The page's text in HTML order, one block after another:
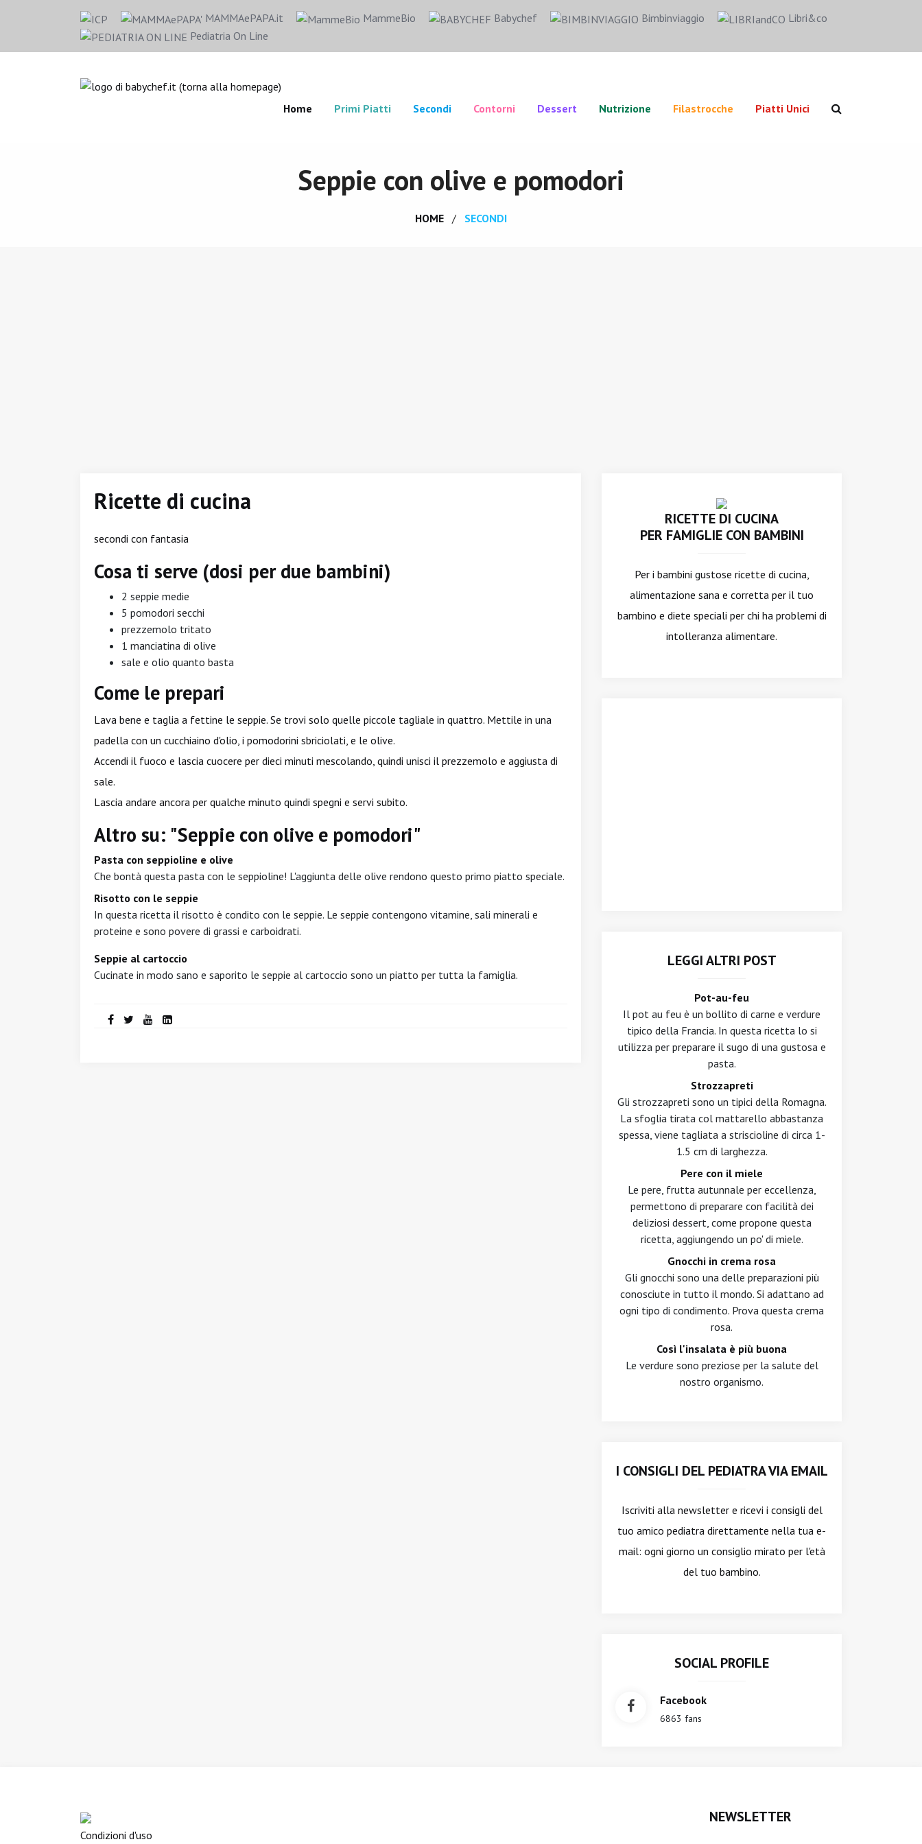
MAMMAePAPA.it MammeBio Babychef Bimbinviaggio
Libri&co
Pediatria On Line
Home Primi Piatti Secondi Contorni Dessert Nutrizione Filastrocche Piatti Unici
Seppie con olive e pomodori
HOME SECONDI
Ricette di cucina
secondi con fantasia
Cosa ti serve (dosi per due bambini)
2 seppie medie
5 pomodori secchi
prezzemolo tritato
1 manciatina di olive
sale e olio quanto basta
Come le prepari
Lava bene e taglia a fettine le seppie. Se trovi solo quelle piccole tagliale in quattro. Mettile in una
padella con un cucchiaino d'olio, i pomodorini sbriciolati, e le olive.
Accendi il fuoco e lascia cuocere per dieci minuti mescolando, quindi unisci il prezzemolo e aggiusta di
sale.
Lascia andare ancora per qualche minuto quindi spegni e servi subito.
Altro su: "Seppie con olive e pomodori"
Pasta con seppioline e olive
Che bontà questa pasta con le seppioline! L'aggiunta delle olive rendono questo primo piatto speciale.
Risotto con le seppie
In questa ricetta il risotto è condito con le seppie. Le seppie contengono vitamine, sali minerali e
proteine e sono povere di grassi e carboidrati.
Seppie al cartoccio
Cucinate in modo sano e saporito le seppie al cartoccio sono un piatto per tutta la famiglia.
RICETTE DI CUCINA
PER FAMIGLIE CON BAMBINI
Per i bambini gustose ricette di cucina,
alimentazione sana e corretta per il tuo
bambino e diete speciali per chi ha problemi di
intolleranza alimentare.
LEGGI ALTRI POST
Pot-au-feu
Il pot au feu è un bollito di carne e verdure
tipico della Francia. In questa ricetta lo si
utilizza per preparare il sugo di una gustosa e
pasta.
Strozzapreti
Gli strozzapreti sono un tipici della Romagna.
La sfoglia tirata col mattarello abbastanza
spessa, viene tagliata a striscioline di circa 1-
1.5 cm di larghezza.
Pere con il miele
Le pere, frutta autunnale per eccellenza,
permettono di preparare con facilità dei
deliziosi dessert, come propone questa
ricetta, aggiungendo un po' di miele.
Gnocchi in crema rosa
Gli gnocchi sono una delle preparazioni più
conosciute in tutto il mondo. Si adattano ad
ogni tipo di condimento. Prova questa crema
rosa.
Così l'insalata è più buona
Le verdure sono preziose per la salute del
nostro organismo.
I CONSIGLI DEL PEDIATRA VIA EMAIL
Iscriviti alla newslettere ricevi i consigli del
tuo amico pediatra direttamente nella tua e-
mail: ogni giorno un consiglio mirato per l'età
del tuo bambino.
SOCIAL PROFILE
Facebook
6863 fans
Condizioni d'uso
NEWSLETTER